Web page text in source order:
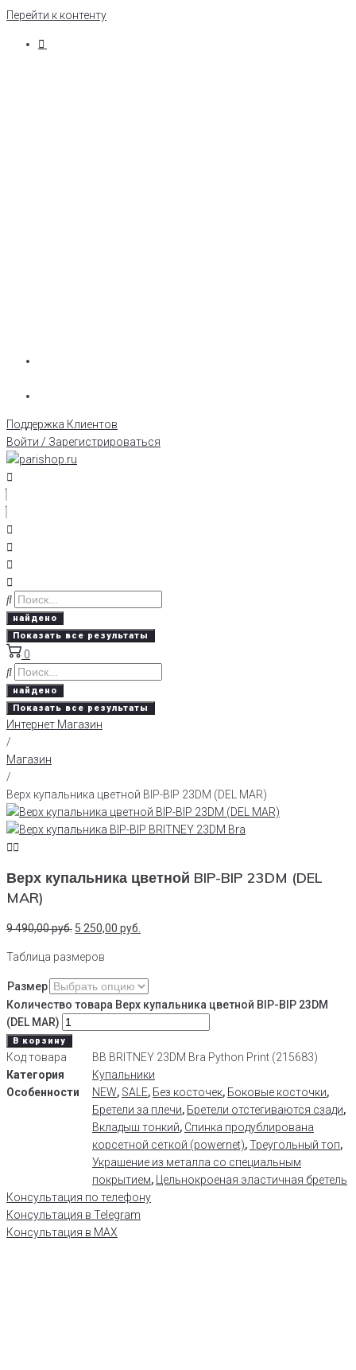
Перейти к контенту
Поддержка Клиентов
Войти / Зарегистрироваться
найдено
Показать все результаты
0
найдено
Показать все результаты
Интернет Магазин
/
Магазин
/
Верх купальника цветной BIP-BIP 23DM (DEL MAR)
Верх купальника цветной BIP-BIP 23DM (DEL
MAR)
9 490,00руб. 5 250,00 руб.
Таблица размеров
Размер
Количество товара Верх купальника цветной BIP-BIP 23DM
(DEL MAR)
В корзину
Код товара
BB BRITNEY 23DM Bra Python Print (215683)
Категория
Купальники
Особенности
NEW, SALE, Без косточек, Боковые косточки,
Бретели за плечи, Бретели отстегиваются сзади,
Вкладыш тонкий, Спинка продублирована
корсетной сеткой (powernet),Треугольный топ,
Украшение из металла со специальным
покрытием,
Цельнокроеная эластичная бретель
Консультация по телефону
Консультация в Telegram
Консультация в MAX